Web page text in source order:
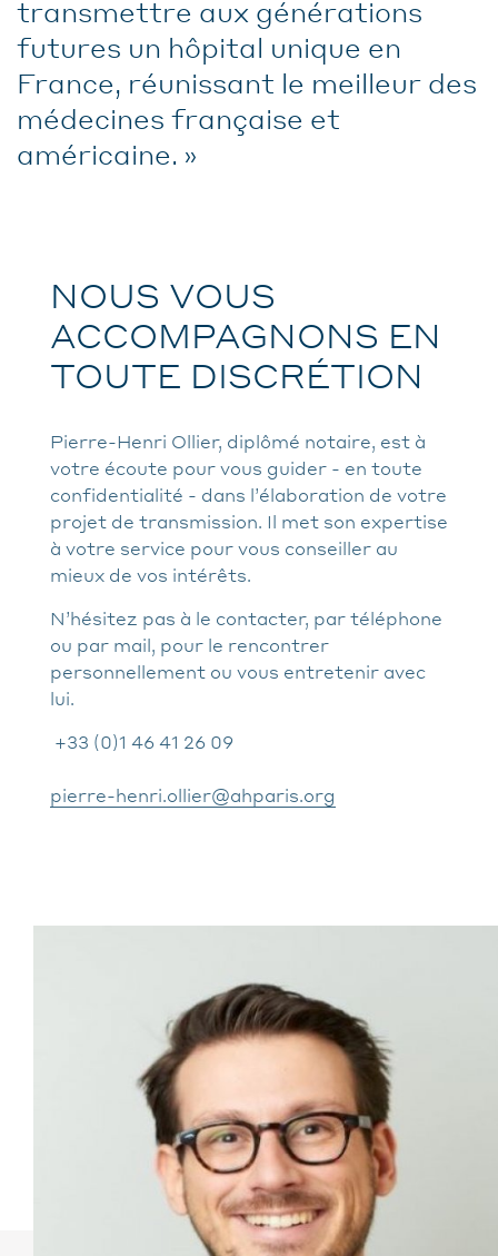
transmettre aux générations
futures un hôpital unique en
France, réunissant le meilleur des
médecines française et
américaine.
NOUS VOUS
ACCOMPAGNONS EN
TOUTE DISCRÉTION
Pierre-Henri Ollier, diplômé notaire, est à
votre écoute pour vous guider - en toute
confidentialité - dans l’élaboration de votre
projet de transmission. Il met son expertise
à votre service pour vous conseiller au
mieux de vos intérêts.
N’hésitez pas à le contacter, par téléphone
ou par mail, pour le rencontrer
personnellement ou vous entretenir avec
lui.
+33 (0)1 46 41 26 09
pierre-henri.ollier@ahparis.org